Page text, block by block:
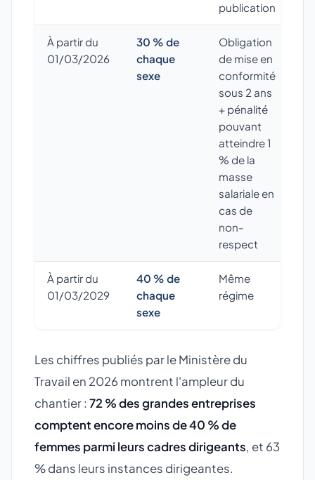
publication
À partir du
01/03/2026
30 % de
chaque
sexe
Obligation
de mise en
conformité
sous 2 ans
+ pénalité
pouvant
atteindre 1
% de la
masse
salariale en
cas de
non-
respect
À partir du
01/03/2029
40 % de
chaque
sexe
Même
régime
Les chiffres publiés par le Ministère du
Travail en 2026 montrent l'ampleur du
chantier : 72 % des grandes entreprises
comptent encore moins de 40 % de
femmes parmi leurs cadres dirigeants, et 63
% dans leurs instances dirigeantes.